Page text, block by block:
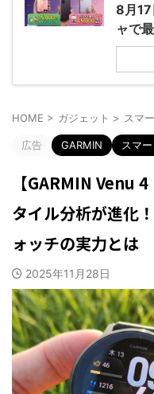
8月
ャで
HOME > ガジェット > スマ
広告 GARMIN スマ
【GARMIN Venu
タイル分析が進化
ォッチの実力とは
2025年11月28日